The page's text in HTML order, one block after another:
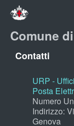
Comune
Contatti
URP -
Posta
Numero
Indirizzo:
Genova